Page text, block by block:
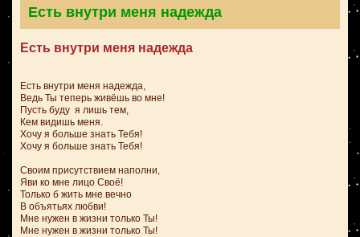
Есть внутри меня надежда
Есть внутри меня надежда
Есть внутри меня надежда,
Ведь Ты теперь живёшь во мне!
Пусть буду я лишь тем,
Кем видишь меня.
Хочу я больше знать Тебя!
Хочу я больше знать Тебя!
Своим присутствием наполни,
Яви ко мне лицо Своё!
Только б жить мне вечно
В объятьях любви!
Мне нужен в жизни только Ты!
Мне нужен в жизни только Ты!